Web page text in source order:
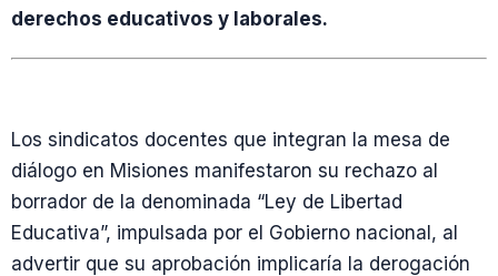
derechos educativos y laborales.
Los sindicatos docentes que integran la mesa de
diálogo en Misiones manifestaron su rechazo al
borrador de la denominada “Ley de Libertad
Educativa”, impulsada por el Gobierno nacional, al
advertir que su aprobación implicaría la derogación